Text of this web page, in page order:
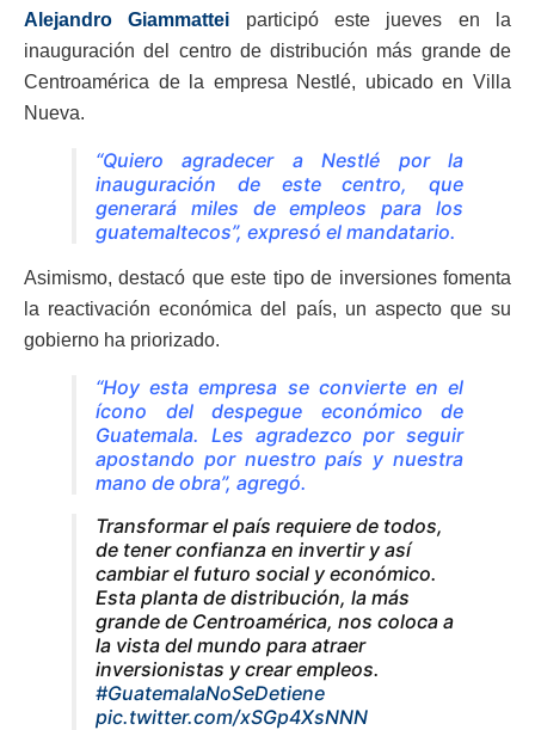
Alejandro Giammattei participó este jueves en la
inauguración del centro de distribución más grande de
Centroamérica de la empresa Nestlé, ubicado en Villa
Nueva.
“Quiero agradecer a Nestlé por la
inauguración de este centro, que
generará miles de empleos para los
guatemaltecos”, expresó el mandatario.
Asimismo, destacó que este tipo de inversiones fomenta
la reactivación económica del país, un aspecto que su
gobierno ha priorizado.
“Hoy esta empresa se convierte en el
ícono del despegue económico de
Guatemala. Les agradezco por seguir
apostando por nuestro país y nuestra
mano de obra”, agregó.
Transformar el país requiere de todos,
de tener confianza en invertir y así
cambiar el futuro social y económico.
Esta planta de distribución, la más
grande de Centroamérica, nos coloca a
la vista del mundo para atraer
inversionistas y crear empleos.
#GuatemalaNoSeDetiene
pic.twitter.com/xSGp4XsNNN